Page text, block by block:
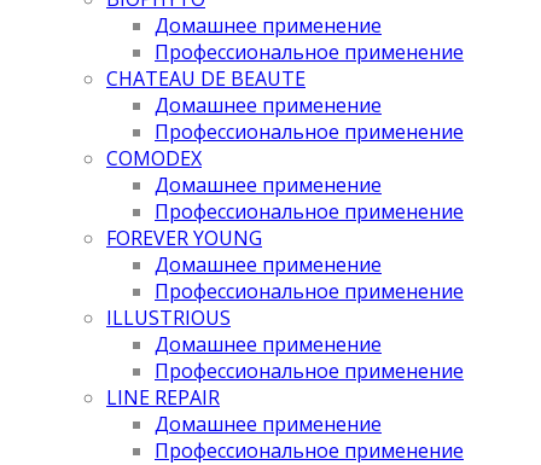
Домашнее применение
Профессиональное применение
CHATEAU DE BEAUTE
Домашнее применение
Профессиональное применение
COMODEX
Домашнее применение
Профессиональное применение
FOREVER YOUNG
Домашнее применение
Профессиональное применение
ILLUSTRIOUS
Домашнее применение
Профессиональное применение
LINE REPAIR
Домашнее применение
Профессиональное применение